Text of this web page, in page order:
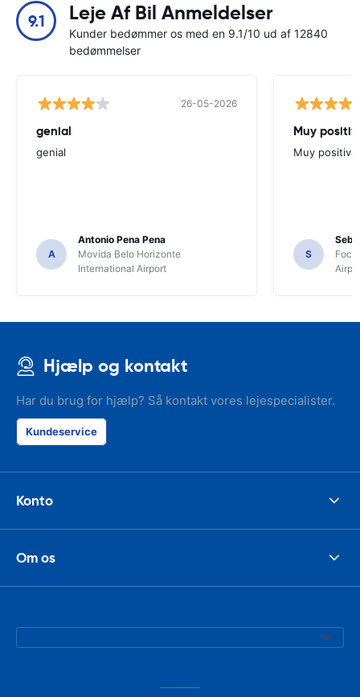
9.1 Leje Af Bil Anmeldelser
Kunder bedømmer os med en 9.1/10 ud af 12840
bedømmelser
26-05-2026
genial
genial
A
Antonio Pena Pena
Movida Belo Horizonte
International Airport
Muy
Muy positiva
S
Foco
Hjælp og kontakt
Har du brug for hjælp? Så kontakt vores lejespecialister.
Kundeservice
Konto
Om os